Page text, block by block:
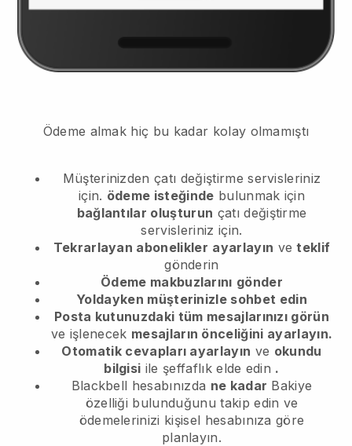
Ödeme almak hiç bu kadar kolay olmamıştı
Müşterinizdençatı değiştirme servisleriniz
için. ödeme isteğinde bulunmak için
bağlantılar oluşturun çatı değiştirme
servisleriniz için.
Tekrarlayan abonelikler ayarlayın veteklif
gönderin
Ödeme makbuzlarını gönder
Yoldayken müşterinizle sohbet edin
Posta kutunuzdaki tüm mesajlarınızı görün
ve işlenecek mesajların önceliğini ayarlayın.
Otomatik cevapları ayarlayın ve okundu
bilgisi ile şeffaflık elde edin .
Blackbell hesabınızda ne kadar Bakiye
özelliği bulunduğunu takip edin ve
ödemelerinizi kişisel hesabınıza göre
planlayın.